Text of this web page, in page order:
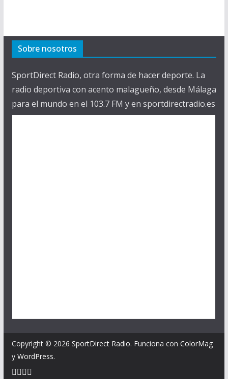
Sobre nosotros
SportDirect Radio, otra forma de hacer deporte. La
radio deportiva con acento malagueño, desde Málaga
para el mundo en el 103.7 FM y en sportdirectradio.es
Copyright © 2026 SportDirect Radio. Funciona con ColorMag
y WordPress.